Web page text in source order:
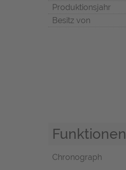
Produktionsjahr
Besitz von
Funktionen
Chronograph